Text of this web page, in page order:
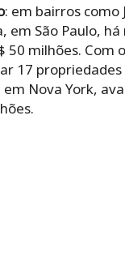
: em bairros como
em São Paulo,
50 milhões. Com
17 propriedades
Nova York,